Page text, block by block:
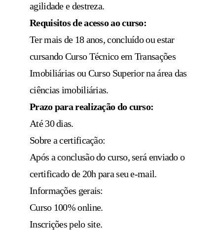
agilidade e destreza.
Requisitos de acesso ao curso:
Ter mais de 18 anos, concluído ou estar
cursando Curso Técnico em Transações
Imobiliárias ou Curso Superior na área das
ciências imobiliárias.
Prazo para realização do curso:
Até 30 dias.
Sobre a certificação:
Após a conclusão do curso, será enviado o
certificado de 20h para seu e-mail.
Informações gerais:
Curso 100% online.
Inscrições pelo site.